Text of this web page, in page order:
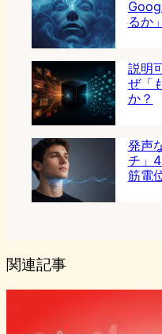
るか
説明
ぜ「
か？
発声
チ」
筋電
関連記事